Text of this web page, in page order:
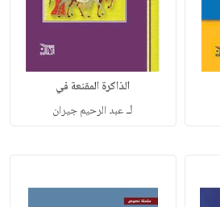
الذاكرة المقنعة في
لـعبد الرحيم جيران